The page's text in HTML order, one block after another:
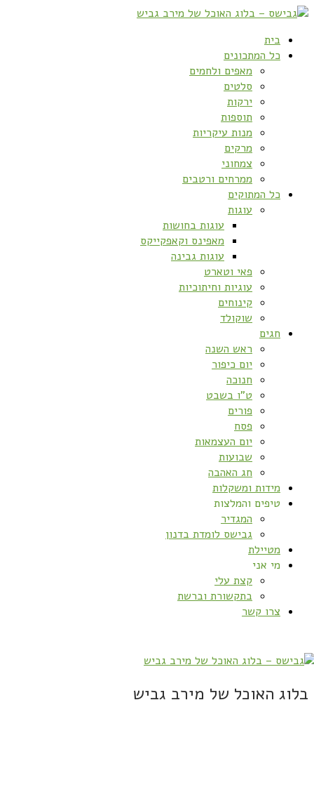
בית
כל המתכונים
מאפים ולחמים
סלטים
ירקות
תוספות
מנות עיקריות
מרקים
צמחוני
ממרחים ורטבים
כל המתוקים
עוגות
עוגות בחושות
מאפינס וקאפקייקס
עוגות גבינה
פאי וטארט
עוגיות וחיתוכיות
קינוחים
שוקולד
חגים
ראש השנה
יום כיפור
חנוכה
ט”ו בשבט
פורים
פסח
יום העצמאות
שבועות
חג האהבה
מידות ומשקלות
טיפים והמלצות
המגדיר
גבישס לומדת בדנון
מטיילת
מי אני
קצת עלי
בתקשורת וברשת
צרו קשר
בלוג האוכל של מירב גביש